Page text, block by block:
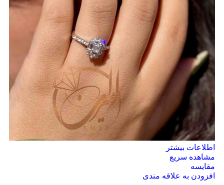
اطلاعات بیشتر
مشاهده سریع
مقایسه
افزودن به علاقه مندی